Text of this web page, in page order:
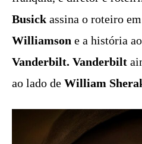
Busick assina o roteiro
Williamson e a história
Vanderbilt. Vanderbilt
ao lado de William